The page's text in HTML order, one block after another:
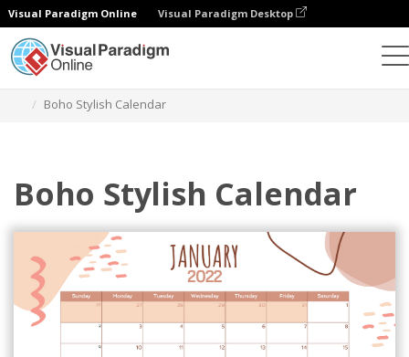
Visual Paradigm Online Visual Paradigm Desktop
Boho Stylish Calendar
Boho Stylish Calendar